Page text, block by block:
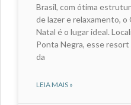
Brasil, com ótima
de lazer e relaxamento,
Natal é o lugar ideal.
Ponta Negra, esse
da
LEIA MAIS »